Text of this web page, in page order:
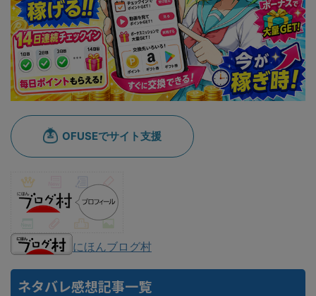
にほんブログ村
ネタバレ感想記事一覧